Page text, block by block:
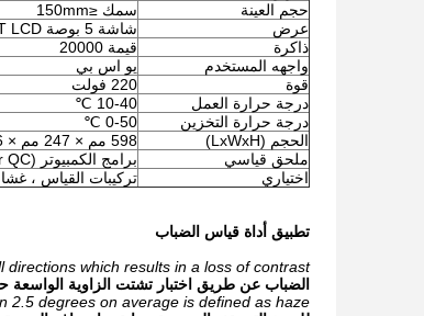
حجم العينة
سمك ≤150mm
عرض
شاشة 5 بوصة TFT LCD
ذاكرة
قيمة 20000
واجهه المستخدم
يو اس بي
قوة
220 فولت
درجة حرارة العمل
10-40 ℃
درجة حرارة التخزين
0-50 ℃
الحجم (LxWxH)
598 مم × 247 مم × 366 مم
ملحق قياسي
برامج الكمبيوتر (Color QC)
اختياري
تركيبات القياس ،
تطبيق أداة قياس الضباب
which results in a loss of contrast.
الضباب عن طريق اختبار تشتت الزاوية الواسعة
degrees on average is defined as haze.